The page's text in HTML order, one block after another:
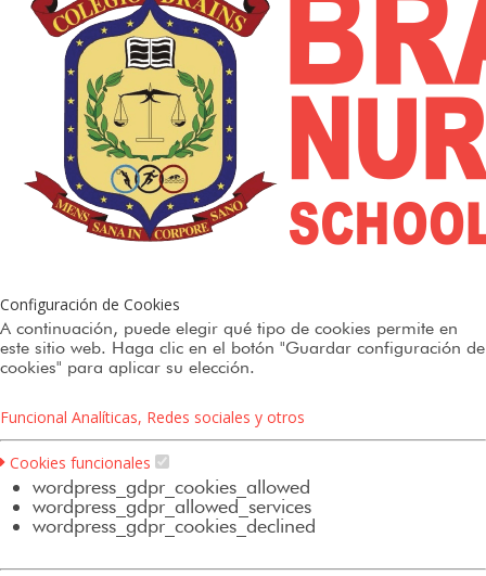
Configuración de Cookies
A continuación, puede elegir qué tipo de cookies permite en
este sitio web. Haga clic en el botón "Guardar configuración de
cookies" para aplicar su elección.
Funcional Analíticas, Redes sociales y otros
Cookies funcionales
wordpress_gdpr_cookies_allowed
wordpress_gdpr_allowed_services
wordpress_gdpr_cookies_declined